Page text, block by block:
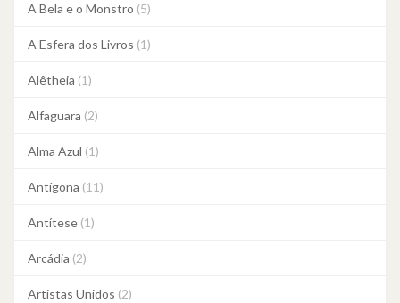
A Bela e o Monstro (5)
A Esfera dos Livros (1)
Alêtheia (1)
Alfaguara (2)
Alma Azul (1)
Antígona (11)
Antítese (1)
Arcádia (2)
Artistas Unidos (2)